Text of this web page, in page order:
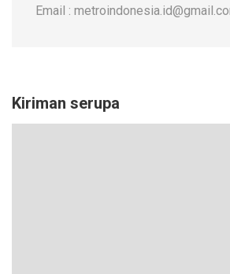
Email :
Kiriman serupa